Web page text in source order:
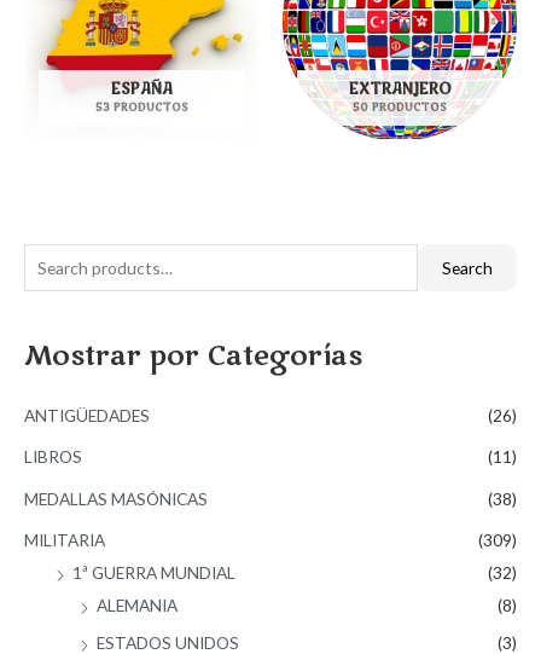
e
r
h
f
:
Search
Mostrar por Categorías
ANTIGÜEDADES (26)
LIBROS (11)
MEDALLAS MASÓNICAS (38)
MILITARIA
(309)
1ª GUERRA MUNDIAL
(32)
ALEMANIA
(8)
ESTADOS UNIDOS
(3)
ESPAÑA
53 PRODUCTOS
EXTRANJERO
50 PRODUCTOS